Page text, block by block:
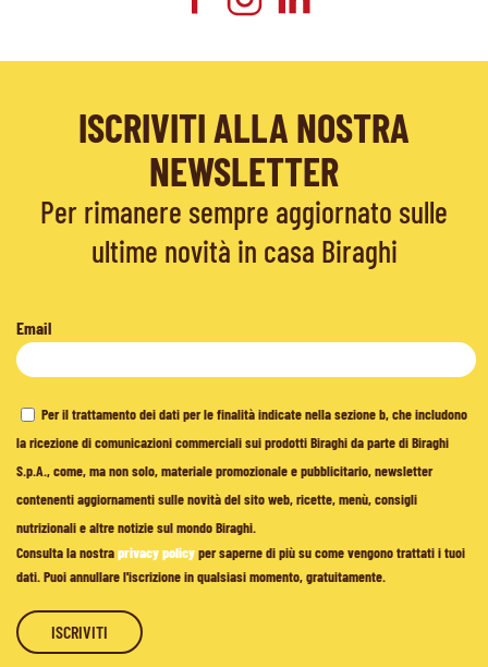
ISCRIVITI ALLA NOSTRA
NEWSLETTER
Per rimanere sempre aggiornato sulle
ultime novità in casa Biraghi
Email
Per il trattamento dei dati per le finalità indicate nella sezione b, che includono
la ricezione di comunicazioni commerciali sui prodotti Biraghi da parte di Biraghi
S.p.A., come, ma non solo, materiale promozionale e pubblicitario, newsletter
contenenti aggiornamenti sulle novità del sito web, ricette, menù, consigli
nutrizionali e altre notizie sul mondo Biraghi.
Consulta la nostraprivacy policyper saperne di più su come vengono trattati i tuoi
dati. Puoi annullare l'iscrizione in qualsiasi momento, gratuitamente.